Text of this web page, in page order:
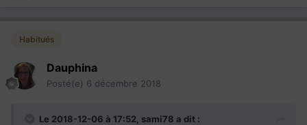
parfois mon temps libre à parcourir des sites de
Habitués
Dauphina
Posté(e) 6 décembre 2018
Le 2018-12-06 à 17:52, sami78 a dit :